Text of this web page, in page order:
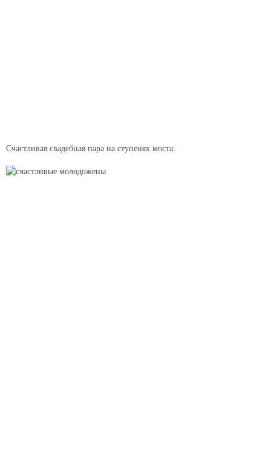
Счастливая свадебная пара на ступенях моста: